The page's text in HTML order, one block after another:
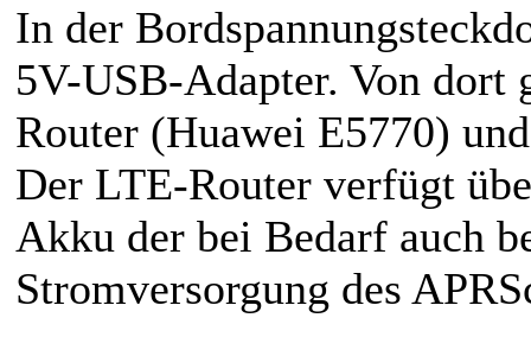
In der
5V-USB-Adapter. Von dort
Router (Huawei E5770)
Der LTE-Router verfügt
Akku der bei Bedarf auch
Stromversorgung des